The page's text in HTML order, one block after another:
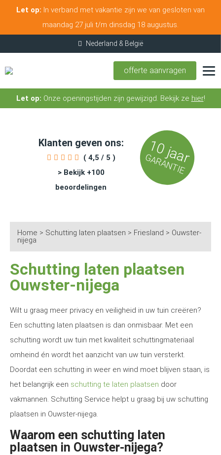
Let op: In verband met vakantie zijn we van gesloten van
maandag 27 juli t/m dinsdag 18 augustus.
offerte aanvragen
Let op: Onze openingstijden zijn gewijzigd. Bekijk ze hier!
Klanten geven ons:
( 4,5 / 5 )
> Bekijk +100
beoordelingen
10 jaar
GARANTIE
Home > Schutting laten plaatsen > Friesland > Ouwster-
nijega
Schutting laten plaatsen
Ouwster-nijega
Wilt u graag meer privacy en veiligheid in uw tuin creëren?
Een schutting laten plaatsen is dan onmisbaar. Met een
schutting wordt uw tuin met kwaliteit schuttingmateriaal
omheind én wordt het aanzicht van uw tuin versterkt.
Doordat een schutting in weer en wind moet blijven staan, is
het belangrijk een schutting te laten plaatsen door
vakmannen. Schutting Service helpt u graag bij uw schutting
plaatsen in Ouwster-nijega.
Waarom een schutting laten
plaatsen in Ouwster-nijega?